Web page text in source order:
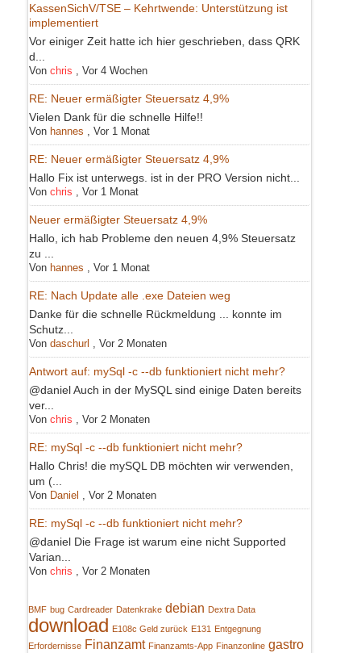
KassenSichV/TSE – Kehrtwende: Unterstützung ist
implementiert
Vor einiger Zeit hatte ich hier geschrieben, dass QRK
d...
Von chris Vor 4 Wochen
RE: Neuer ermäßigter Steuersatz 4,9%
Vielen Dank für die schnelle Hilfe!!
Von hannes Vor 1 Monat
RE: Neuer ermäßigter Steuersatz 4,9%
Hallo Fix ist unterwegs. ist in der PRO Version nicht...
Von chris Vor 1 Monat
Neuer ermäßigter Steuersatz 4,9%
Hallo, ich hab Probleme den neuen 4,9% Steuersatz
zu ...
Von hannes Vor 1 Monat
RE: Nach Update alle .exe Dateien weg
Danke für die schnelle Rückmeldung ... konnte im
Schutz...
Von daschurl Vor 2 Monaten
Antwort auf: mySql -c --db funktioniert nicht mehr?
@daniel Auch in der MySQL sind einige Daten bereits
ver...
Von chris Vor 2 Monaten
RE: mySql -c --db funktioniert nicht mehr?
Hallo Chris! die mySQL DB möchten wir verwenden,
um (...
Von Daniel Vor 2 Monaten
RE: mySql -c --db funktioniert nicht mehr?
@daniel Die Frage ist warum eine nicht Supported
Varian...
Von chris Vor 2 Monaten
BMF bug Cardreader Datenkrake debian Dextra Data
download E108c Geld zurück E131 Entgegnung
Erfordernisse Finanzamt Finanzamts-App Finanzonline gastro